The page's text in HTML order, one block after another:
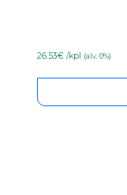
26.53€ /kpl (alv. 0%)